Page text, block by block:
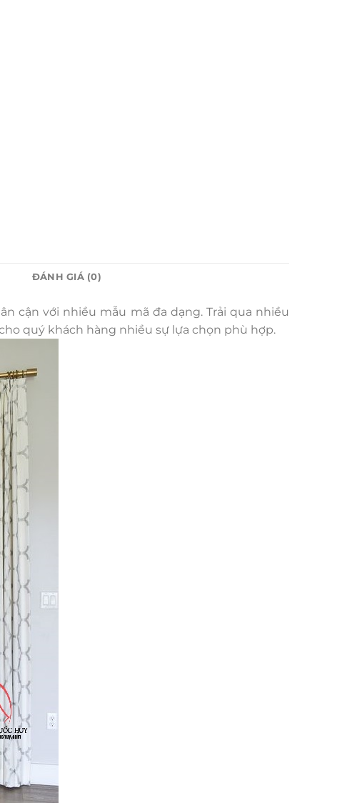
ĐÁNH GIÁ (0)
cận với nhiều mẫu mã đa dạng. Trải qua nhiều
quý khách hàng nhiều sự lựa chọn phù hợp.